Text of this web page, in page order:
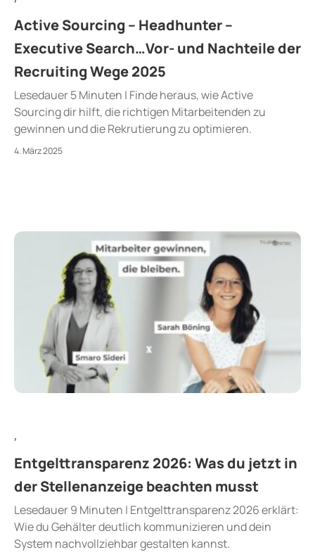
Active Sourcing – Headhunter –
Executive Search…Vor- und Nachteile der
Recruiting Wege 2025
Lesedauer 5 Minuten | Finde heraus, wie Active
Sourcing dir hilft, die richtigen Mitarbeitenden zu
gewinnen und die Rekrutierung zu optimieren.
4. März 2025
,
Entgelttransparenz 2026: Was du jetzt in
der Stellenanzeige beachten musst
Lesedauer 9 Minuten | Entgelttransparenz 2026 erklärt:
Wie du Gehälter deutlich kommunizieren und dein
System nachvollziehbar gestalten kannst.